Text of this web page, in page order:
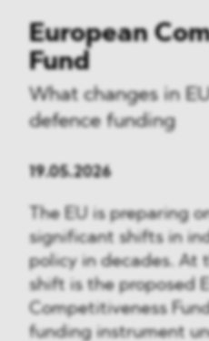
European
Fund
What changes in
defence funding
19.05.2026
The EU is preparing
significant shifts in
policy in decades. At
shift is the proposed
Competitiveness Fund
funding instrument